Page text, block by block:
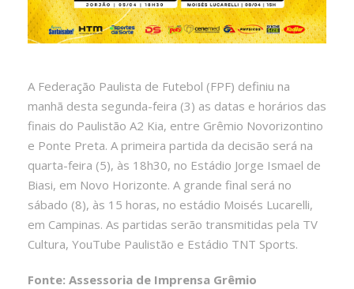
A Federação Paulista de Futebol (FPF) definiu na
manhã desta segunda-feira (3) as datas e horários das
finais do Paulistão A2 Kia, entre Grêmio Novorizontino
e Ponte Preta. A primeira partida da decisão será na
quarta-feira (5), às 18h30, no Estádio Jorge Ismael de
Biasi, em Novo Horizonte. A grande final será no
sábado (8), às 15 horas, no estádio Moisés Lucarelli,
em Campinas. As partidas serão transmitidas pela TV
Cultura, YouTube Paulistão e Estádio TNT Sports.
Fonte: Assessoria de Imprensa Grêmio